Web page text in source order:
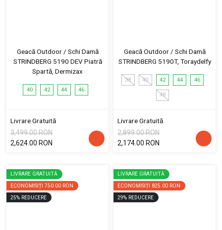
Geacă Outdoor / Schi Damă
STRINDBERG 5190 DEV Piatră
Spartă, Dermizax
40 42 44 46
Livrare Gratuită
3,499.00 RON
2,624.00 RON
Geacă Outdoor / Schi Damă
STRINDBERG 5190T, Toraydelfy
38 40 42 44 46
48
Livrare Gratuită
2,899.00 RON
2,174.00 RON
LIVRARE GRATUITĂ
ECONOMISIȚI 750.00 RON
25% REDUCERE
LIVRARE GRATUITĂ
ECONOMISIȚI 825.00 RON
29% REDUCERE